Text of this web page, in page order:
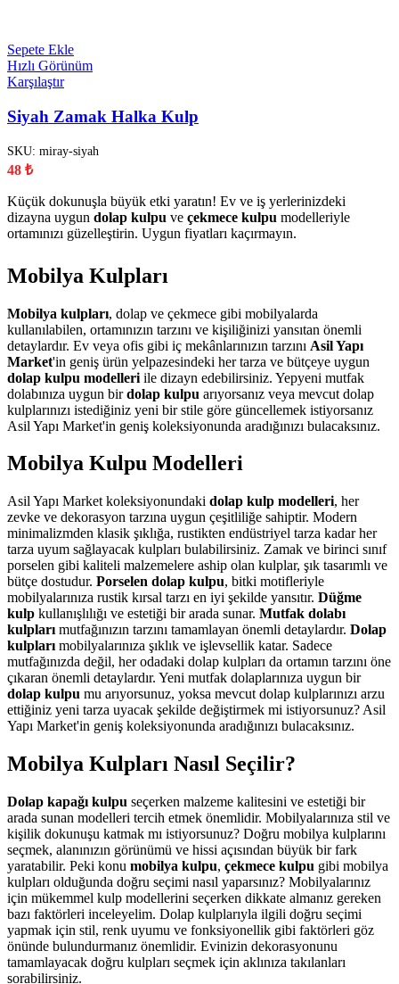
Sepete Ekle
Hızlı Görünüm
Karşılaştır
Siyah Zamak Halka Kulp
SKU: miray-siyah
48 ₺
Küçük dokunuşla büyük etki yaratın! Ev ve iş yerlerinizdeki
dizayna uygun dolap kulpu ve çekmece kulpu modelleriyle
ortamınızı güzelleştirin. Uygun fiyatları kaçırmayın.
Mobilya Kulpları
Mobilya kulpları, dolap ve çekmece gibi mobilyalarda
kullanılabilen, ortamınızın tarzını ve kişiliğinizi yansıtan önemli
detaylardır. Ev veya ofis gibi iç mekânlarınızın tarzını Asil Yapı
Market'in geniş ürün yelpazesindeki her tarza ve bütçeye uygun
dolap kulpu modelleri ile dizayn edebilirsiniz. Yepyeni mutfak
dolabınıza uygun birdolap kulpu arıyorsanız veya mevcut dolap
kulplarınızı istediğiniz yeni bir stile göre güncellemek istiyorsanız
Asil Yapı Market'in geniş koleksiyonunda aradığınızı bulacaksınız.
Mobilya Kulpu Modelleri
Asil Yapı Market koleksiyonundaki dolap kulp modelleri, her
zevke ve dekorasyon tarzına uygun çeşitliliğe sahiptir. Modern
minimalizmden klasik şıklığa, rustikten endüstriyel tarza kadar her
tarza uyum sağlayacak kulpları bulabilirsiniz. Zamak ve birinci sınıf
porselen gibi kaliteli malzemelere aship olan kulplar, şık tasarımlı ve
bütçe dostudur. Porselen dolap kulpu, bitki motifleriyle
mobilyalarınıza rustik kırsal tarzı en iyi şekilde yansıtır. Düğme
kulp kullanışlılığı ve estetiği bir arada sunar. Mutfak dolabı
kulpları mutfağınızın tarzını tamamlayan önemli detaylardır. Dolap
kulpları mobilyalarınıza şıklık ve işlevsellik katar. Sadece
mutfağınızda değil, her odadaki dolap kulpları da ortamın tarzını öne
çıkaran önemli detaylardır. Yeni mutfak dolaplarınıza uygun bir
dolap kulpu mu arıyorsunuz, yoksa mevcut dolap kulplarınızı arzu
ettiğiniz yeni tarza uyacak şekilde değiştirmek mi istiyorsunuz? Asil
Yapı Market'in geniş koleksiyonunda aradığınızı bulacaksınız.
Mobilya Kulpları Nasıl Seçilir?
Dolap kapağı kulpu seçerken malzeme kalitesini ve estetiği bir
arada sunan modelleri tercih etmek önemlidir. Mobilyalarınıza stil ve
kişilik dokunuşu katmak mı istiyorsunuz? Doğru mobilya kulplarını
seçmek, alanınızın görünümü ve hissi açısından büyük bir fark
yaratabilir. Peki konu mobilya kulpu, çekmece kulpu gibi mobilya
kulpları olduğunda doğru seçimi nasıl yaparsınız? Mobilyalarınız
için mükemmel kulp modellerini seçerken dikkate almanız gereken
bazı faktörleri inceleyelim. Dolap kulplarıyla ilgili doğru seçimi
yapmak için stil, renk uyumu ve fonksiyonellik gibi faktörleri göz
önünde bulundurmanız önemlidir. Evinizin dekorasyonunu
tamamlayacak doğru kulpları seçmek için aklınıza takılanları
sorabilirsiniz.